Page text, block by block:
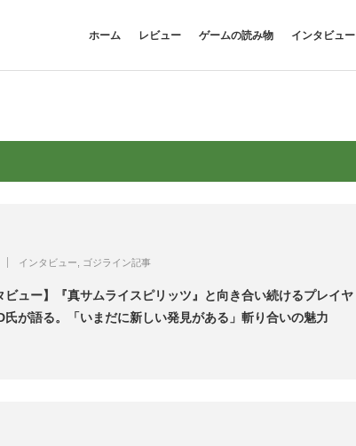
ホーム レビュー ゲームの読み物 インタビュー
インタビュー ゴジライン記事
ビュー】『真サムライスピリッツ』と向き合い続けるプレイヤ
氏が語る。「いまだに新しい発見がある」斬り合いの魅力